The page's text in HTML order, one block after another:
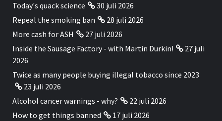
Today's quack science
30 juli 2026
Repeal the smoking ban
28 juli 2026
More cash for ASH
27 juli 2026
Inside the Sausage Factory - with Martin Durkin!
27 juli
2026
Twice as many people buying illegal tobacco since 2023
23 juli 2026
Alcohol cancer warnings - why?
22 juli 2026
How to get things banned
17 juli 2026